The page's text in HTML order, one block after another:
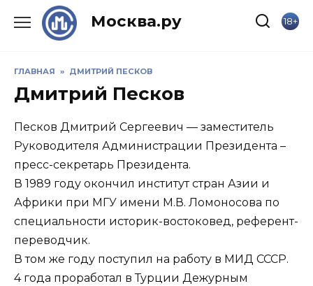
Москва.ру 18+
ГЛАВНАЯ » ДМИТРИЙ ПЕСКОВ
Дмитрий Песков
Песков Дмитрий Сергеевич — заместитель
Руководителя Администрации Президента –
пресс-секретарь Президента.
В 1989 году окончил институт стран Азии и
Африки при МГУ имени М.В. Ломоносова по
специальности историк-востоковед, референт-
переводчик.
В том же году поступил на работу в МИД СССР.
4 года проработал в Турции Дежурным